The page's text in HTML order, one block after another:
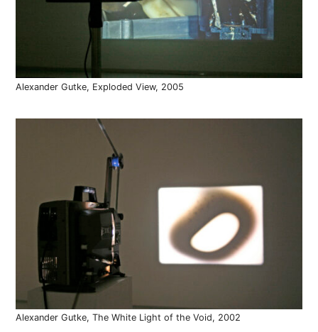
Alexander Gutke, Exploded View, 2005
Alexander Gutke, The White Light of the Void, 2002